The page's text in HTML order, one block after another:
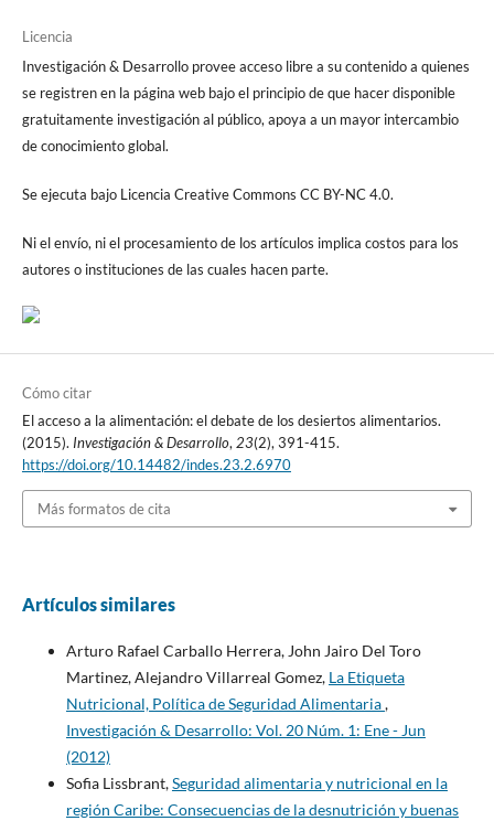
Licencia
Investigación & Desarrollo provee acceso libre a su contenido a quienes
se registren en la página web bajo el principio de que hacer disponible
gratuitamente investigación al público, apoya a un mayor intercambio
de conocimiento global.
Se ejecuta bajo Licencia Creative Commons CC BY-NC 4.0.
Ni el envío, ni el procesamiento de los artículos implica costos para los
autores o instituciones de las cuales hacen parte.
Cómo citar
El acceso a la alimentación: el debate de los desiertos alimentarios.
(2015). Investigación & Desarrollo, 23(2), 391-415.
https://doi.org/10.14482/indes.23.2.6970
Más formatos de cita
Artículos similares
Arturo Rafael Carballo Herrera, John Jairo Del Toro
Martinez, Alejandro Villarreal Gomez, La Etiqueta
Nutricional, Política de Seguridad Alimentaria,
Investigación & Desarrollo: Vol. 20 Núm. 1: Ene - Jun
(2012)
Sofia Lissbrant,Seguridad alimentaria y nutricional en la
región Caribe: Consecuencias de la desnutrición y buenas